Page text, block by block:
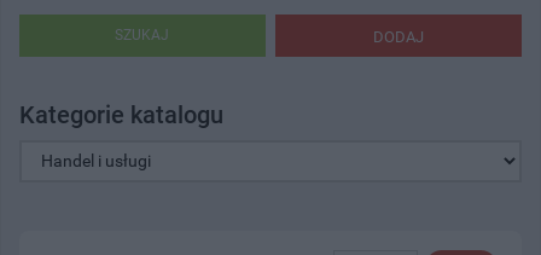
DODAJ
SZUKAJ
Kategorie katalogu